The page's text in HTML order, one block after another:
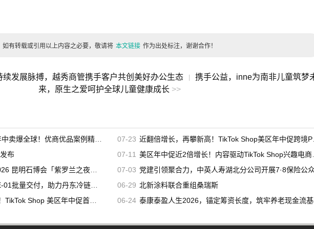
如有转载或引用以上内容之必要，敬请将 本文链接 作为出处标注，谢谢合作！
发展脉搏，越秀商管携手客户共创美好办公生态 |
携手公益，inne为南非儿童筑梦
来，原生之爱呵护全球儿童健康成长 >>
全球！优商优品案例精选特辑发布 07-23 近翻倍增长，再攀新高！TikTok Shop美区年中促跨境POP优秀案例重磅发布
布 07-11 美区年中促近2倍增长！内容驱动TikTok Shop兴趣电商迎来高增长
会「紫罗兰之夜」腾冲专场重磅启幕 07-03 党建引领聚合力，中英人寿湖北分公司开展7·8保险公众日宣教活
量交付，助力丹东冷链客户 06-29 北新涂料联合重组桑瑞斯
Shop 美区年中促首周战绩创新高 06-24 泰康泰盈人生2026，锚定筹资长度，筑牢养老现金流